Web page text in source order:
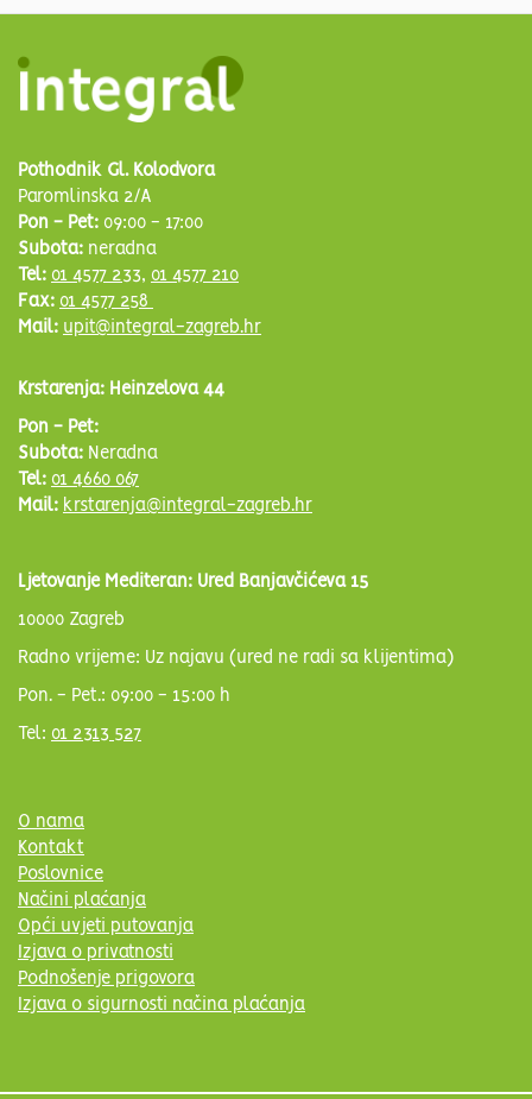
Pothodnik Gl. Kolodvora
Paromlinska 2/A
Pon - Pet: 09:00 - 17:00
Subota: neradna
Tel: 01 4577 233, 01 4577 210
Fax: 01 4577 258
Mail: upit@integral-zagreb.hr
Krstarenja: Heinzelova 44
Pon - Pet:
Subota: Neradna
Tel: 01 4660 067
Mail: krstarenja@integral-zagreb.hr
Ljetovanje Mediteran: Ured Banjavčićeva 15
10000 Zagreb
Radno vrijeme: Uz najavu (ured ne radi sa klijentima)
Pon. - Pet.: 09:00 - 15:00 h
Tel: 01 2313 527
O nama
Kontakt
Poslovnice
Načini plaćanja
Opći uvjeti putovanja
Izjava o privatnosti
Podnošenje prigovora
Izjava o sigurnosti načina plaćanja